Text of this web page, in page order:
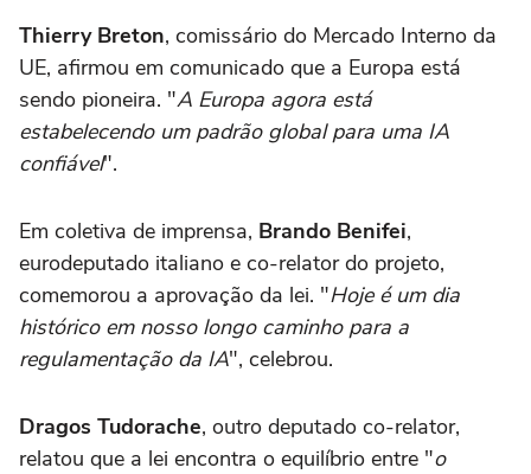
Thierry Breton, comissário do Mercado Interno da
UE, afirmou em comunicado que a Europa está
sendo pioneira. "A Europa agora está
estabelecendo um padrão global para uma IA
confiável".
Em coletiva de imprensa, Brando Benifei,
eurodeputado italiano e co-relator do projeto,
comemorou a aprovação da lei. "Hoje é um dia
histórico em nosso longo caminho para a
regulamentação da IA", celebrou.
Dragos Tudorache, outro deputado co-relator,
relatou que a lei encontra o equilíbrio entre "o